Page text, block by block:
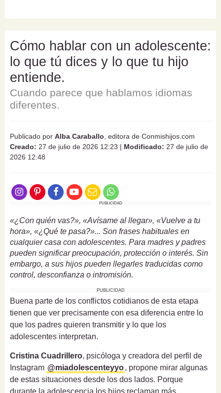
Cómo hablar con un adolescente:
lo que tú dices y lo que tu hijo
entiende.
Cuando parece que hablamos idiomas
diferentes.
Publicado por Alba Caraballo , editora de Conmishijos.com
Creado: 27 de julio de 2026 12:23 | Modificado: 27 de julio de
2026 12:48
PUBLICIDAD
«¿Con quién vas?», «Avísame al llegar», «Vuelve a tu
hora», «¿Qué te pasa?»... Son frases habituales en
cualquier casa con adolescentes. Para madres y padres
pueden significar preocupación, protección o interés. Sin
embargo, a sus hijos pueden llegarles traducidas como
control, desconfianza o intromisión.
PUBLICIDAD
Buena parte de los conflictos cotidianos de esta etapa
tienen que ver precisamente con esa diferencia entre lo
que los padres quieren transmitir y lo que los
adolescentes interpretan.
Cristina Cuadrillero, psicóloga y creadora del perfil de
Instagram @miadolescenteyyo, propone mirar algunas
de estas situaciones desde los dos lados. Porque
durante la adolescencia los hijos reclaman más